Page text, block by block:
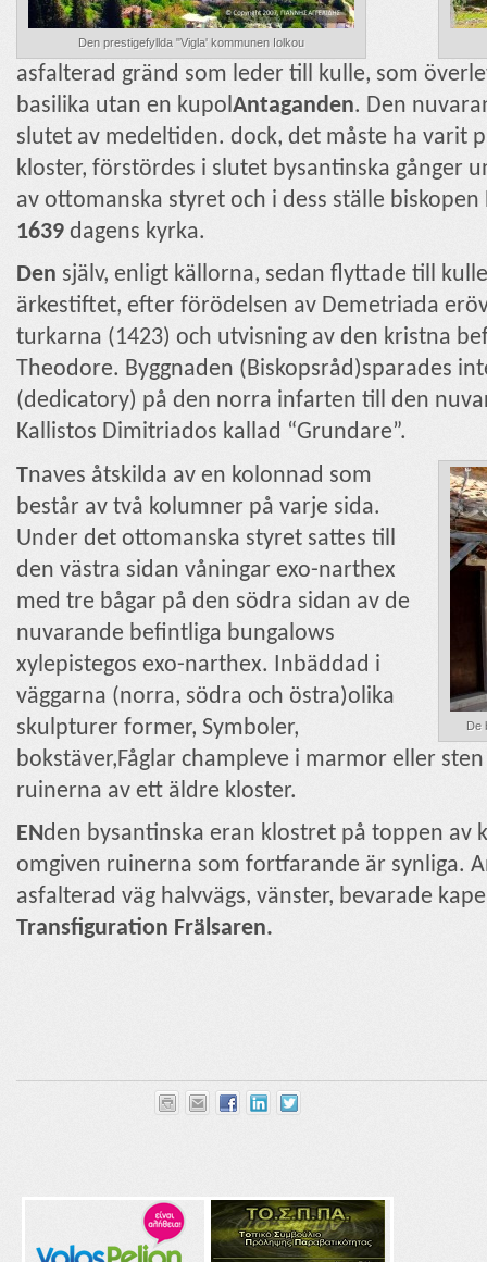
Den prestigefyllda "Vigla' kommunen Iolkou
asfalterad gränd som leder till kulle, som
basilika utan en kupol Antaganden. Den
slutet av medeltiden. dock, det måste ha varit
kloster, förstördes i slutet bysantinska gånger
av ottomanska styret och i dess ställe
1639 dagens kyrka.
Den själv, enligt källorna, sedan flyttade till
ärkestiftet, efter förödelsen av Demetriada
turkarna (1423) och utvisning av den kristna
Theodore. Byggnaden (Biskopsråd)sparades
(dedicatory) på den norra infarten till den
Kallistos Dimitriados kallad “Grundare”.
De
Tnaves åtskilda av en kolonnad som
består av två kolumner på varje sida.
Under det ottomanska styret sattes till
den västra sidan våningar exo-narthex
med tre bågar på den södra sidan av de
nuvarande befintliga bungalows
xylepistegos exo-narthex. Inbäddad i
väggarna (norra, södra och östra)olika
skulpturer former, Symboler,
bokstäver,Fåglar champleve i marmor eller
ruinerna av ett äldre kloster.
ENden bysantinska eran klostret på toppen av
omgiven ruinerna som fortfarande är synliga.
asfalterad väg halvvägs, vänster, bevarade
Transfiguration Frälsaren.